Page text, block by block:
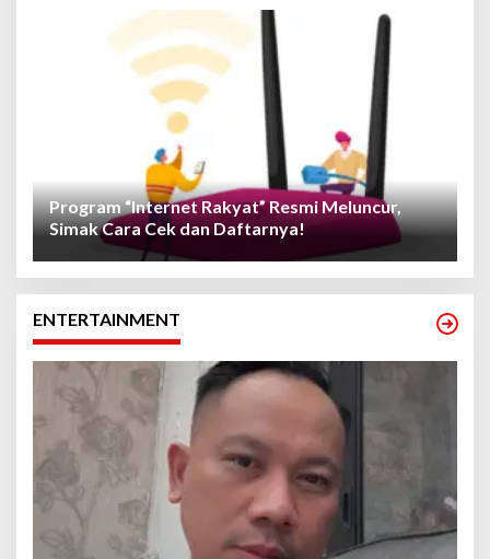
Program “Internet Rakyat” Resmi Meluncur,
Simak Cara Cek dan Daftarnya!
ENTERTAINMENT